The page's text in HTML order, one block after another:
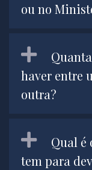
ou no
haver entre
outra?
Qual é
tem para